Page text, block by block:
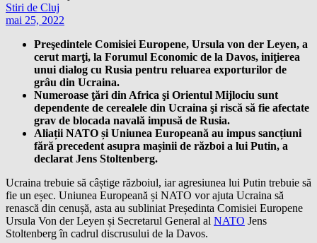
Stiri de Cluj
mai 25, 2022
Preşedintele Comisiei Europene, Ursula von der Leyen, a
cerut marţi, la Forumul Economic de la Davos, iniţierea
unui dialog cu Rusia pentru reluarea exporturilor de
grâu din Ucraina.
Numeroase ţări din Africa şi Orientul Mijlociu sunt
dependente de cerealele din Ucraina şi riscă să fie afectate
grav de blocada navală impusă de Rusia.
Aliații NATO și Uniunea Europeană au impus sancțiuni
fără precedent asupra mașinii de război a lui Putin, a
declarat Jens Stoltenberg.
Ucraina trebuie să câștige războiul, iar agresiunea lui Putin trebuie să
fie un eșec. Uniunea Europeană și NATO vor ajuta Ucraina să
renască din cenușă, asta au subliniat Președinta Comisiei Europene
Ursula Von der Leyen și Secretarul General al NATO Jens
Stoltenberg în cadrul discrusului de la Davos.